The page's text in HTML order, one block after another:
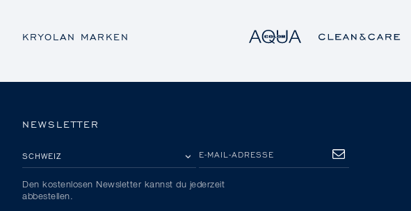
KRYOLAN MARKEN
NEWSLETTER
E-MAIL-ADRESSE
ANMELDEN
Den kostenlosen Newsletter kannst du jederzeit
abbestellen.